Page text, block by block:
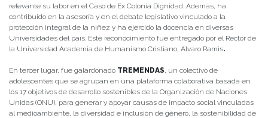
relevante su labor en el Caso de Ex Colonia Dignidad. Además, ha
contribuido en la asesoría y en el debate legislativo vinculado a la
protección integral de la niñez y ha ejercido la docencia en diversas
Universidades del país. Este reconocimiento fue entregado por el Rector de
la Universidad Academia de Humanismo Cristiano, Alvaro Ramis.
En tercer lugar, fue galardonado TREMENDAS, un colectivo de
adolescentes que se agrupan en una plataforma colaborativa basada en
los 17 objetivos de desarrollo sostenibles de la Organización de Naciones
Unidas (ONU), para generar y apoyar causas de impacto social vinculadas
al medioambiente, la diversidad e inclusión de género, la sostenibilidad de